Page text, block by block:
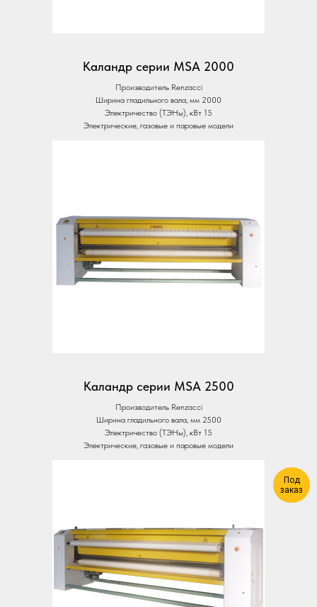
Каландр серии MSA 2000
Производитель Renzacci
Ширина гладильного вала, мм 2000
Электричество (ТЭНы), кВт 15
Электрические, газовые и паровые модели
Каландр серии MSA 2500
Производитель Renzacci
Ширина гладильного вала, мм 2500
Электричество (ТЭНы), кВт 15
Электрические, газовые и паровые модели
Под
заказ